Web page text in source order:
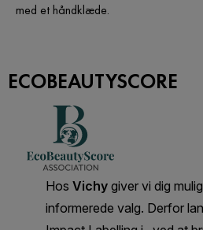
med et håndklæde.
ECOBEAUTYSCORE